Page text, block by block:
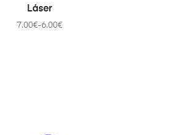
Láser
6.00€
-
7.00€